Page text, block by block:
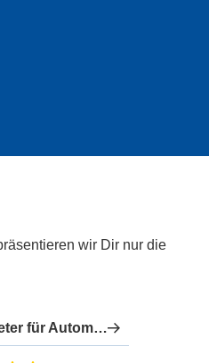
wir Dir nur die
Die besten Anbieter für Automobile in Krün